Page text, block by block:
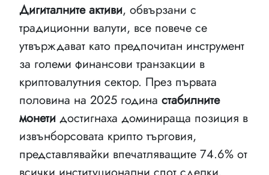
Дигиталните активи, обвързани с
традиционни валути, все повече се
утвърждават като предпочитан инструмент
за големи финансови транзакции в
криптовалутния сектор. През първата
половина на 2025 година стабилните
монети достигнаха доминираща позиция в
извънборсовата крипто търговия,
представлявайки впечатляващите 74.6% от